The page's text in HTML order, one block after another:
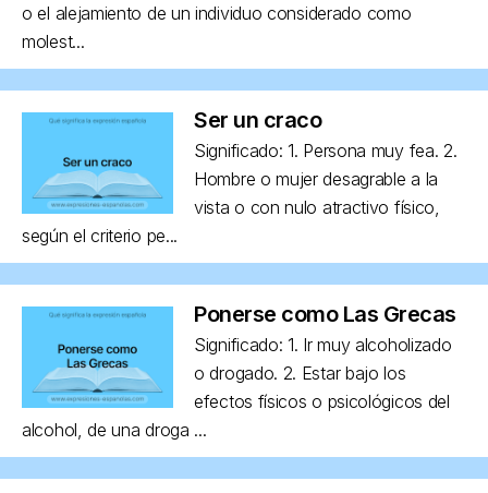
o el alejamiento de un individuo considerado como
molest...
Ser un craco
Significado: 1. Persona muy fea. 2.
Hombre o mujer desagrable a la
vista o con nulo atractivo físico,
según el criterio pe...
Ponerse como Las Grecas
Significado: 1. Ir muy alcoholizado
o drogado. 2. Estar bajo los
efectos físicos o psicológicos del
alcohol, de una droga ...